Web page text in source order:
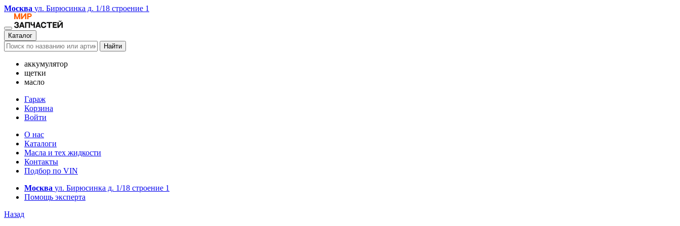
Москва ул. Бирюсинка д. 1/18 строение 1
Каталог
Найти
аккумулятор
щетки
масло
Гараж
Корзина
Войти
О нас
Каталоги
Масла и тех жидкости
Контакты
Подбор по VIN
Москва ул. Бирюсинка д. 1/18 строение 1
Помощь эксперта
Назад